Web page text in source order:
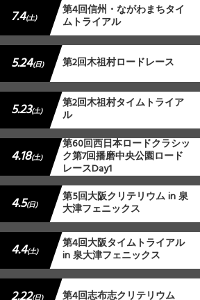
7.4(土) 第4回信州・ながわまちタイ
ムトライアル
5.24(日) 第2回木祖村ロードレース
5.23(土) 第2回木祖村タイムトライア
ル
4.18(土)
第60回西日本ロードクラシッ
ク第7回播磨中央公園ロード
レースDay1
4.5(日) 第5回大阪クリテリウム in 泉
大津フェニックス
4.4(土) 第4回大阪タイムトライアル
in 泉大津フェニックス
第4回志布志クリテリウム